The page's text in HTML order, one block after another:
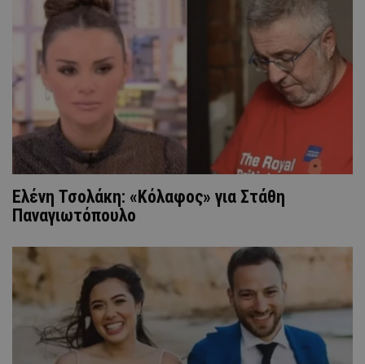
Ελένη Τσολάκη: «Κόλαφος» για Στάθη
Παναγιωτόπουλο